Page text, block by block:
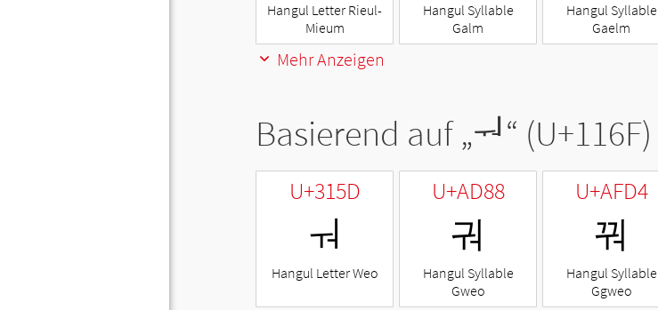
Hangul Letter Rieul-
Mieum
Hangul Syllable
Galm
Hangul Syllable
Gaelm
Mehr Anzeigen
Basierend auf „ᅯ“ (U+116F)
U+315D
ㅝ
Hangul Letter Weo
U+AD88
궈
Hangul Syllable
Gweo
U+AFD4
꿔
Hangul Syllable
Ggweo